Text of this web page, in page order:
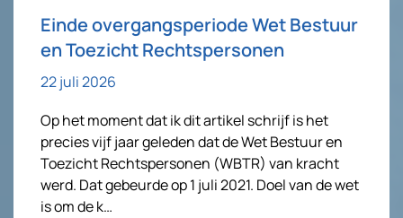
Einde overgangsperiode Wet Bestuur
en Toezicht Rechtspersonen
22 juli 2026
Op het moment dat ik dit artikel schrijf is het
precies vijf jaar geleden dat de Wet Bestuur en
Toezicht Rechtspersonen (WBTR) van kracht
werd. Dat gebeurde op 1 juli 2021. Doel van de wet
is om de k…